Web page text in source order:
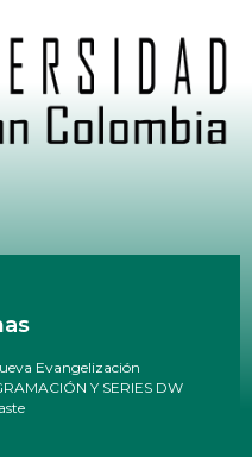
Evangelización
Y SERIES DW